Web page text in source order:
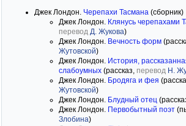
Джек Лондон. Черепахи Тасмана (сборник)
Джек Лондон. Клянусь черепахами
перевод Д. Жукова)
Джек Лондон. Вечность форм
Жутовской)
Джек Лондон. История,
слабоумных (рассказ, перевод Н.
Джек Лондон. Бродяга и фея
Жутовской)
Джек Лондон. Блудный отец
Джек Лондон. Первобытный поэт
Злобина)